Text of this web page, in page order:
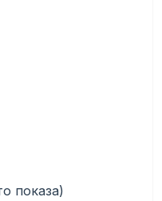
показа)